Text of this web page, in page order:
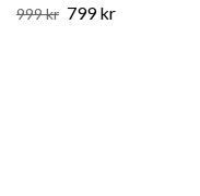
999 kr 799 kr